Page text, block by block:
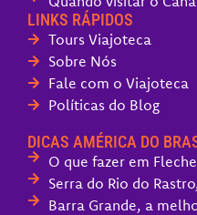
LINKS RÁPIDOS
Tours Viajoteca
Sobre Nós
Fale com o Viajoteca
Políticas do Blog
DICAS AMÉRICA DO
O que fazer em
Serra do Rio do
Barra Grande, a